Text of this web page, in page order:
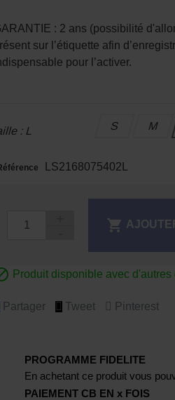
: 2 ans (possibilité
sur l’étiquette afin
pour l’activer.
: L S M
LS2168075402L

Produit disponible avec d'autres
Partager Tweet Pinterest
PROGRAMME FIDELITE
En achetant ce produit vous
PAIEMENT CB EN x FOIS